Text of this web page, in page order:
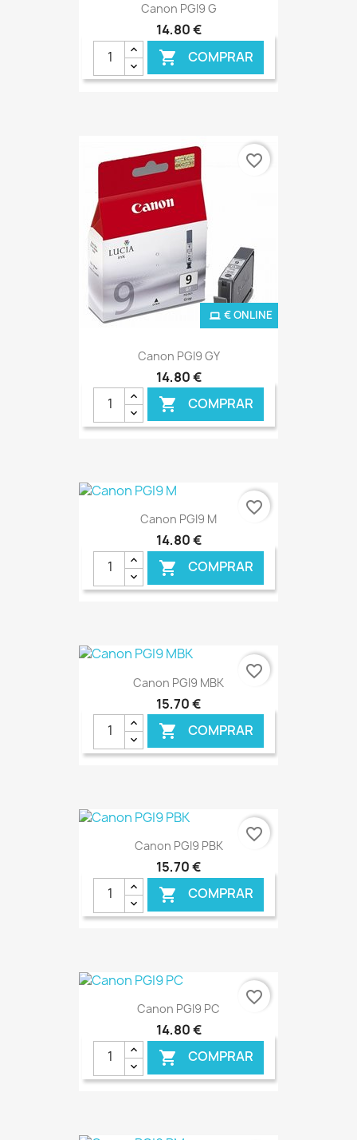
Canon PGI9 G
14,80 €
 COMPRAR
Canon PGI9 GY
14,80 €
 COMPRAR
€ ONLINE
favorite_border
Canon PGI9 M
14,80 €
 COMPRAR
€ ONLINE
favorite_border
Canon PGI9 MBK
15,70 €
 COMPRAR
€ ONLINE
favorite_border
Canon PGI9 PBK
15,70 €
 COMPRAR
€ ONLINE
favorite_border
Canon PGI9 PC
14,80 €
 COMPRAR
favorite_border